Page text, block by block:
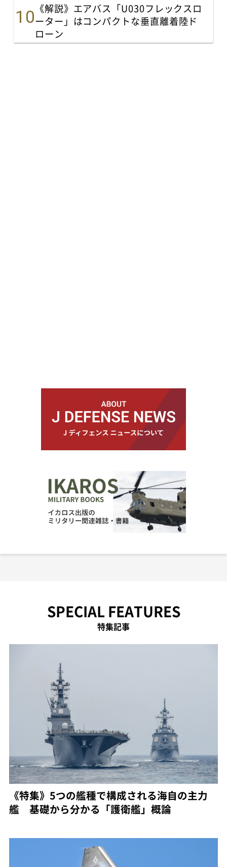
《解説》エアバス「U030フレックスロ
ーター」はコンパクトな垂直離着陸ド
ローン
SPECIAL FEATURES
特集記事
《特集》5つの艦種で構成される海自の主力
艦 基礎から分かる「護衛艦」概論